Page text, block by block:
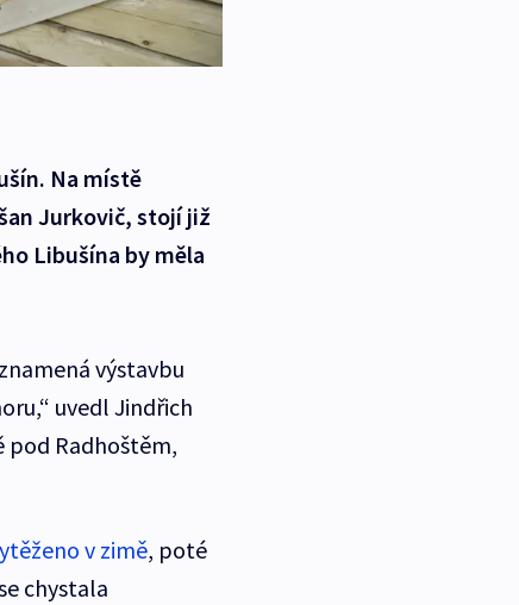
Na místě
Jurkovič, stojí již
Libušína by měla
výstavbu
uvedl Jindřich
pod Radhoštěm,
v zimě, poté
chystala